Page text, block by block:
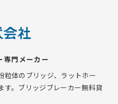
専門メーカー
粒体のブリッジ、ラットホー
す。ブリッジブレーカー無料貸